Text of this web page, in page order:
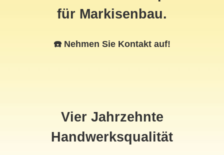
für Markisenbau.
☎️ Nehmen Sie Kontakt auf!
Vier Jahrzehnte
Handwerksqualität